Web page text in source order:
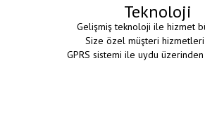
Teknoloji
Gelişmiş teknoloji ile hizmet
Size özel müşteri
GPRS sistemi ile uydu